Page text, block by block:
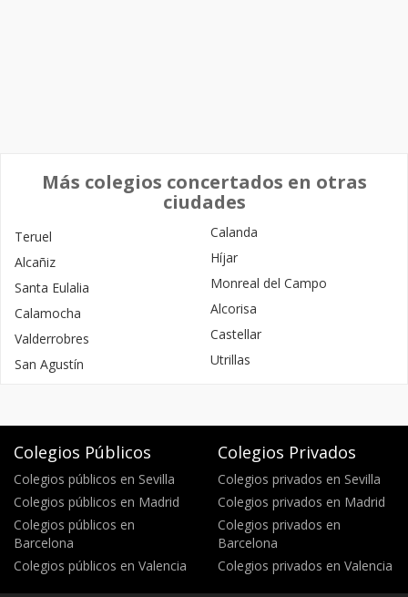
Más colegios concertados en otras
ciudades
Teruel
Alcañiz
Santa Eulalia
Calamocha
Valderrobres
San Agustín
Calanda
Híjar
Monreal del Campo
Alcorisa
Castellar
Utrillas
Colegios Públicos
Colegios públicos en Sevilla
Colegios públicos en Madrid
Colegios públicos en
Barcelona
Colegios públicos en Valencia
Colegios Privados
Colegios privados en Sevilla
Colegios privados en Madrid
Colegios privados en
Barcelona
Colegios privados en Valencia